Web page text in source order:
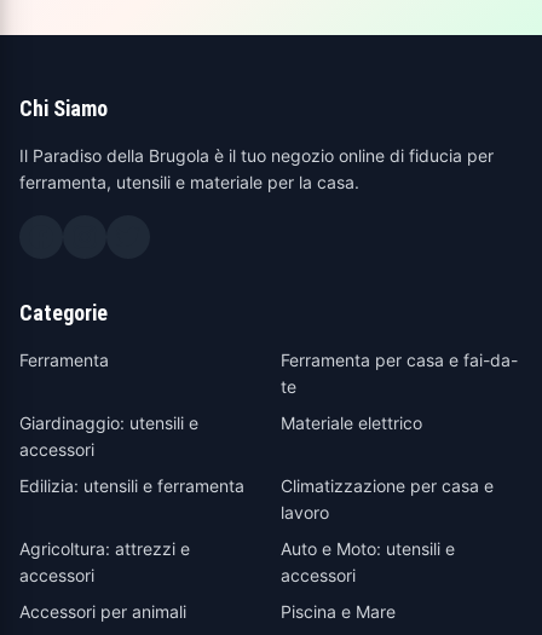
Chi Siamo
Il Paradiso della Brugola è il tuo negozio online di fiducia per
ferramenta, utensili e materiale per la casa.
Categorie
Ferramenta
Ferramenta per casa e fai-da-
te
Giardinaggio: utensili e
accessori
Materiale elettrico
Edilizia: utensili e ferramenta
Climatizzazione per casa e
lavoro
Agricoltura: attrezzi e
accessori
Auto e Moto: utensili e
accessori
Accessori per animali
Piscina e Mare